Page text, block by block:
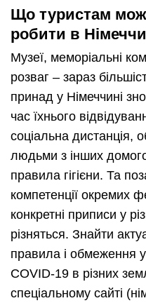
Що туристам
робити в
Музеї, меморіальні
розваг – зараз
принад у Німеччині
час їхнього
соціальна дистанція,
людьми з інших
правила гігієни. Та
компетенції окремих
конкретні приписи у
різняться. Знайти
правила і обмеження у
COVID-19 в різних
спеціальному сайті